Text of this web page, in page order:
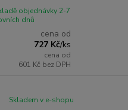
cena od
727 Kč/ks
cena od
601 Kč bez DPH
objednávky 2-7
dnů
Skladem v e-shopu